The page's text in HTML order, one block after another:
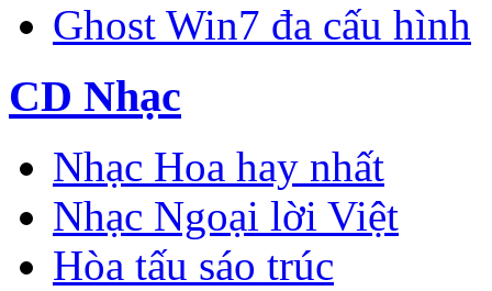
Ghost Win7 đa cấu hình
CD Nhạc
Nhạc Hoa hay nhất
Nhạc Ngoại lời Việt
Hòa tấu sáo trúc